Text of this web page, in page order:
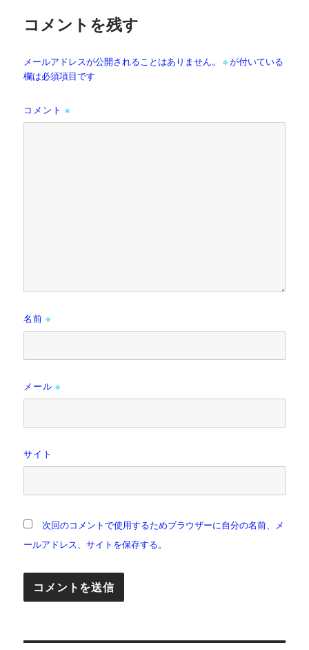
コメントを残す
メールアドレスが公開されることはありません。 ※が付いている
欄は必須項目です
コメント※
名前※
メール※
サイト
次回のコメントで使用するためブラウザーに自分の名前、メ
ールアドレス、サイトを保存する。